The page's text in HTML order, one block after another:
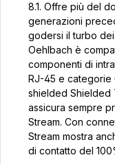
8.1. Offre più del
generazioni
godersi il turbo
Oehlbach è
componenti di
RJ-45 e categorie
shielded Shielded
assicura sempre
Stream. Con
Stream mostra
di contatto del